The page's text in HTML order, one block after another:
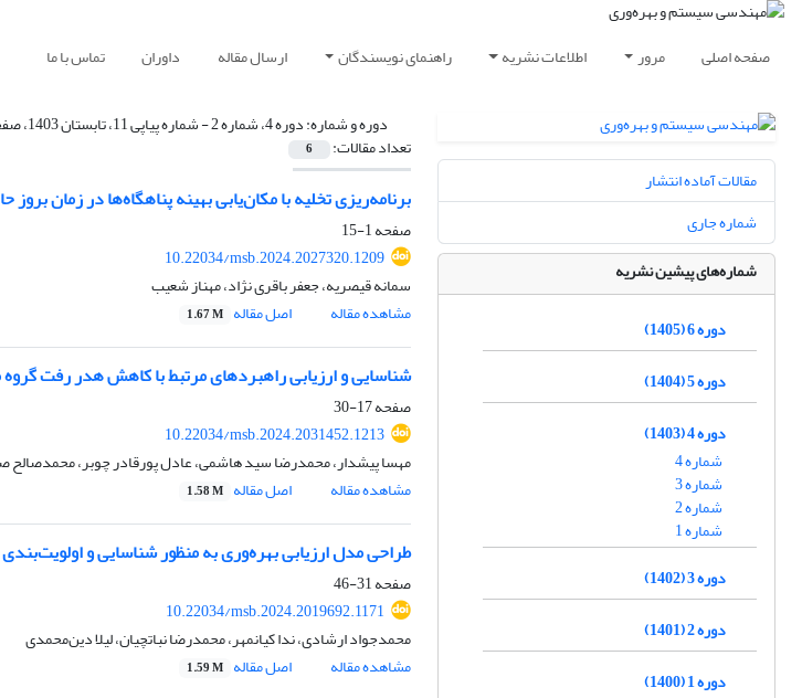
صفحه اصلی مرور اطلاعات نشریه راهنمای نویسندگان ارسال مقاله داوران تماس با ما
دوره و شماره:دوره 4، شماره 2 - شماره پیاپی 11، تابستان 1403، صفحه 1-92
تعداد مقالات: 6
برنامه‌‌ریزی تخلیه با مکان‌یابی بهینه پناهگاه‌ها در
صفحه1-15
10.22034/msb.2024.2027320.1209
سمانه قیصریه، جعفر باقری نژاد، مهناز شعیب
مشاهده مقاله
اصل مقاله 1.67 M
شناسایی و ارزیابی راهبردهای مرتبط با کاهش هدر رفت
صفحه17-30
10.22034/msb.2024.2031452.1213
مهسا پیشدار، محمدرضا سید هاشمی، عادل پورقادر چوبر،
مشاهده مقاله
اصل مقاله 1.58 M
طراحی مدل ارزیابی بهره‌وری به منظور شناسایی و
صفحه31-46
10.22034/msb.2024.2019692.1171
محمدجواد ارشادی، ندا کیانمهر، محمدرضا نباتچیان، لیلا دین‌محمدی
مشاهده مقاله
اصل مقاله 1.59 M
مقالات آماده انتشار
شماره جاری
شماره‌های پیشین نشریه
دوره 6 (1405)
دوره 5 (1404)
دوره 4 (1403)
شماره 4
شماره 3
شماره 2
شماره 1
دوره 3 (1402)
دوره 2 (1401)
دوره 1 (1400)